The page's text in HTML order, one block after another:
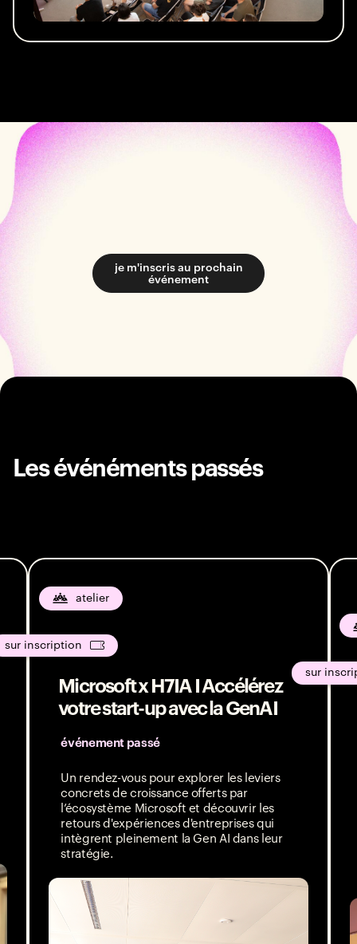
je m'inscris au prochain
événement
Les événéments passés
atelier
sur inscription
Microsoft x H7IA I Accélérez
votre start-up avec la GenAI
événement passé
Un rendez-vous pour explorer les leviers
concrets de croissance offerts par
l’écosystème Microsoft et découvrir les
retours d'expériences d'entreprises qui
intègrent pleinement la Gen AI dans leur
stratégie.
sur